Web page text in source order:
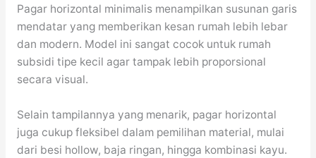
Pagar horizontal minimalis menampilkan susunan garis
mendatar yang memberikan kesan rumah lebih lebar
dan modern. Model ini sangat cocok untuk rumah
subsidi tipe kecil agar tampak lebih proporsional
secara visual.
Selain tampilannya yang menarik, pagar horizontal
juga cukup fleksibel dalam pemilihan material, mulai
dari besi hollow, baja ringan, hingga kombinasi kayu.